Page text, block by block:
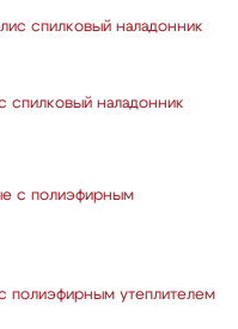
спилковый наладонник
полиэфирным утеплителем